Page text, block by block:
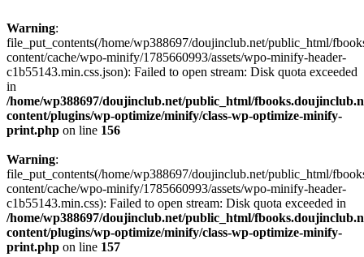
Warning:
file_put_contents(/home/wp388697/doujinclub.net/public_html/
content/cache/wpo-minify/1785660993/assets/wpo-minify-header-
c1b55143.min.css.json): Failed to open stream: Disk quota exceeded
in
/home/wp388697/doujinclub.net/public_html/
content/plugins/wp-optimize/minify/class-wp-optimize-minify-
print.php on line 156
Warning:
file_put_contents(/home/wp388697/doujinclub.net/public_html/
content/cache/wpo-minify/1785660993/assets/wpo-minify-header-
c1b55143.min.css): Failed to open stream: Disk quota exceeded in
/home/wp388697/doujinclub.net/public_html/
content/plugins/wp-optimize/minify/class-wp-optimize-minify-
print.php on line 157